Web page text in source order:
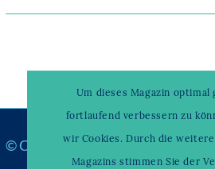
© Copyright –WAHRENDORFF
Um dieses Magazin optimal
fortlaufend verbessern zu
wir Cookies. Durch die
Magazins stimmen Sie der